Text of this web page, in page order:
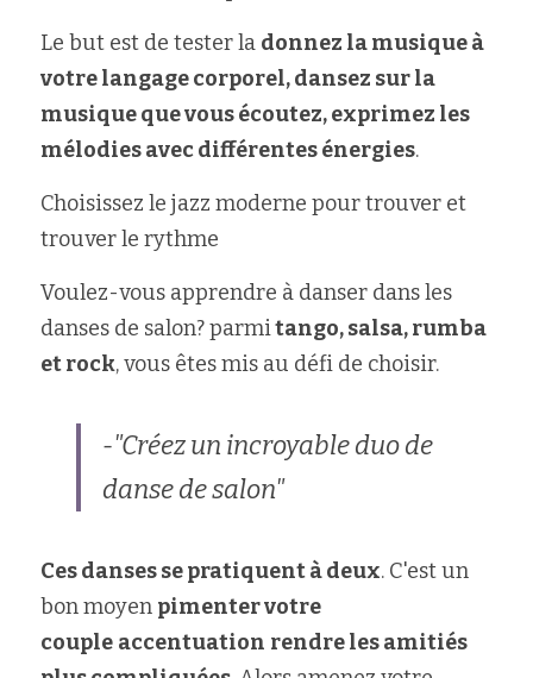
Le but est de tester la donnez la musique à
votre langage corporel, dansez sur la
musique que vous écoutez, exprimez les
mélodies avec différentes énergies.
Choisissez le jazz moderne pour trouver et
trouver le rythme
Voulez-vous apprendre à danser dans les
danses de salon? parmi tango, salsa, rumba
et rock, vous êtes mis au défi de choisir.
-"Créez un incroyable duo de
danse de salon"
Ces danses se pratiquent à deux. C'est un
bon moyen pimenter votre
couple accentuation rendre les amitiés